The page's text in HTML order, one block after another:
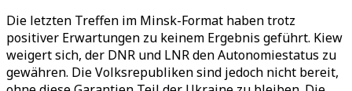
Die letzten Treffen im Minsk-Format haben trotz
positiver Erwartungen zu keinem Ergebnis geführt. Kiew
weigert sich, der DNR und LNR den Autonomiestatus zu
gewähren. Die Volksrepubliken sind jedoch nicht bereit,